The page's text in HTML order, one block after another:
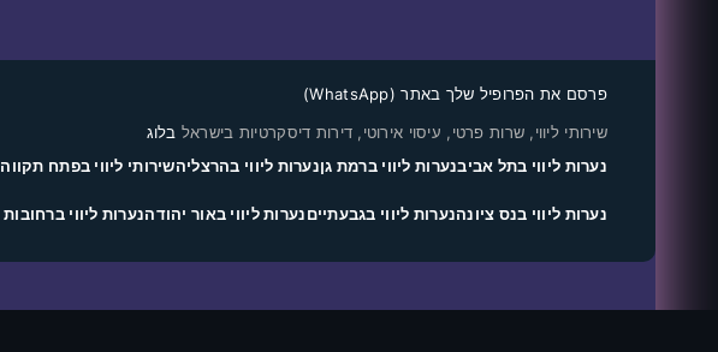
פרסם את הפרופיל שלך באתר (WhatsApp)
שירותי ליווי, שרות פרטי, עיסוי אירוטי, דירות דיסקרטיות בישראל בלוג
נערות ליווי בתל אביבנערות ליווי ברמת גןנערות ליווי בהרצליהשירותי ליווי בפתח תקווה
נערות ליווי בנס ציונהנערות ליווי בגבעתייםנערות ליווי באור יהודהנערות ליווי ברחובות